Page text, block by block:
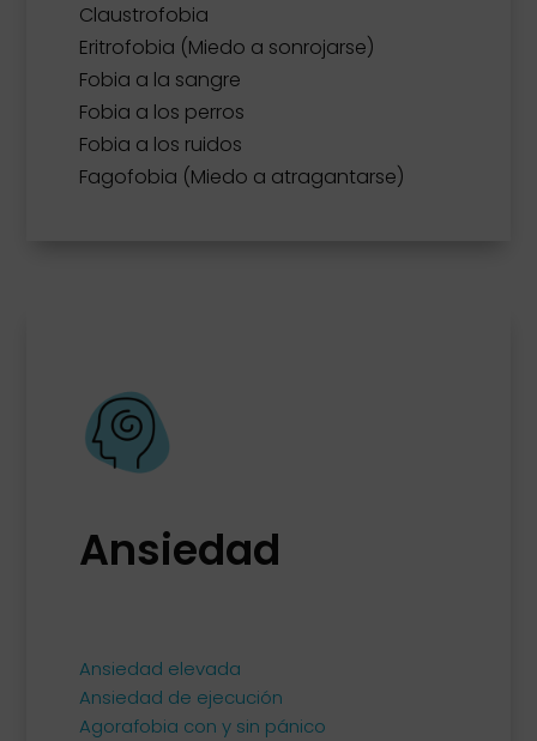
Claustrofobia
Eritrofobia (Miedo a sonrojarse)
Fobia a la sangre
Fobia a los perros
Fobia a los ruidos
Fagofobia (Miedo a atragantarse)
Ansiedad
Ansiedad elevada
Ansiedad de ejecución
Agorafobia con y sin pánico